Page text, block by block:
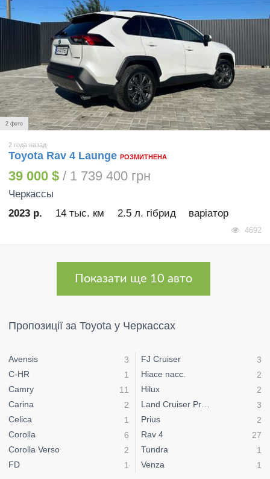
2 фото
2 года назад
Toyota Rav 4 Launge РОЗМИТНЕНА
39 000 $ / 1 739 400 грн
Черкассы
2023 р.
14 тыс. км 2.5 л. гібрид варіатор
4692
Показати ще 10 авто
Пропозиції за Toyota у Черкассах
Avensis
3
C-HR
1
Camry
11
Carina
2
Celica
1
Corolla
6
Corolla Verso
2
FD
1
FJ Cruiser
3
Hiace пасс.
2
Hilux
2
Land Cruiser Prado
3
Prius
2
Rav 4
27
Tundra
1
Venza
1